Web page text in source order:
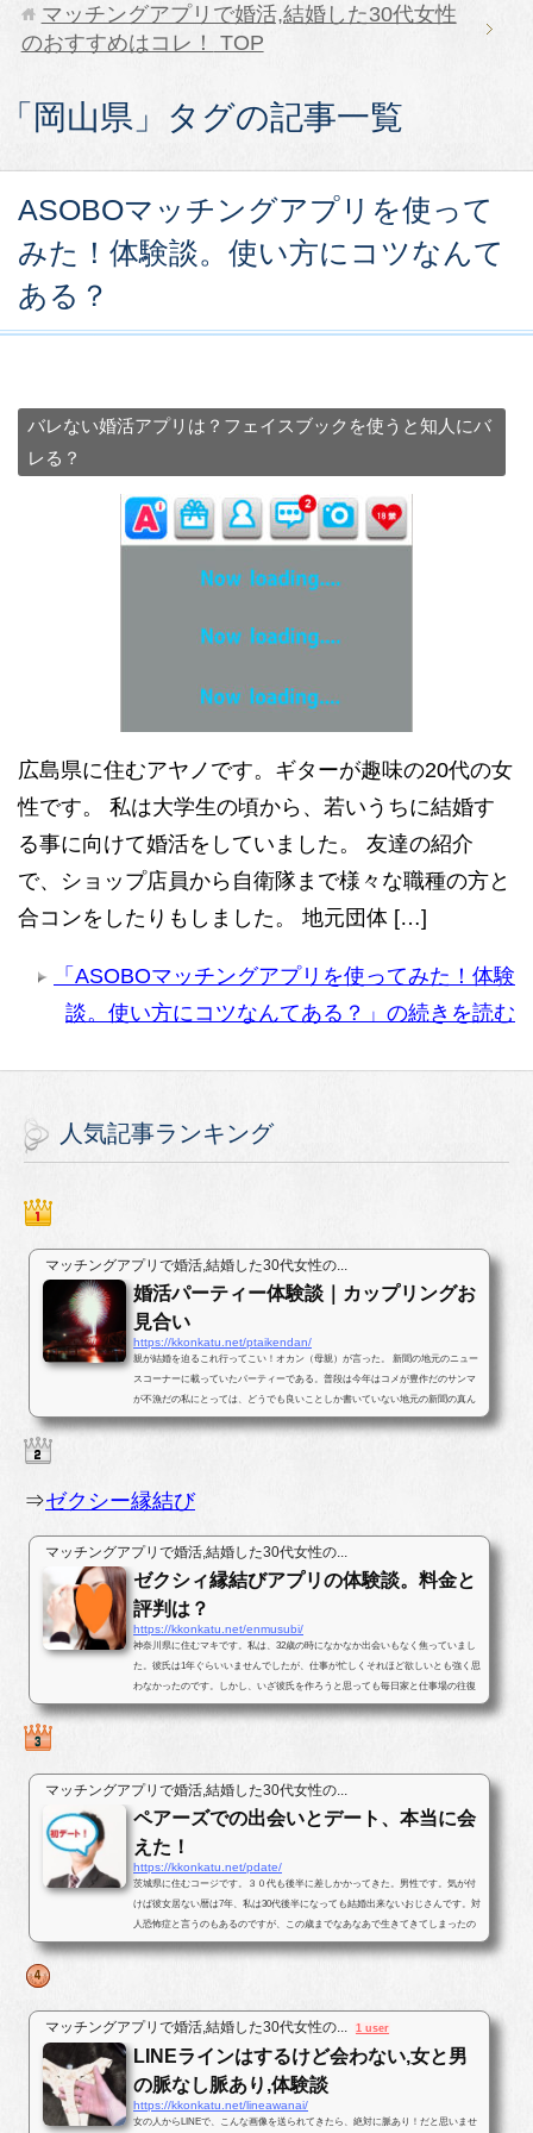
マッチングアプリで婚活,結婚した30代女性
のおすすめはコレ！
TOP
「岡山県」タグの記事一覧
ASOBOマッチングアプリを使って
みた！体験談。使い方にコツなんて
ある？
バレない婚活アプリは？フェイスブックを使うと知人にバ
レる？
広島県に住むアヤノです。ギターが趣味の20代の女
性です。 私は大学生の頃から、若いうちに結婚す
る事に向けて婚活をしていました。 友達の紹介
で、ショップ店員から自衛隊まで様々な職種の方と
合コンをしたりもしました。 地元団体 […]
「ASOBOマッチングアプリを使ってみた！体験
談。使い方にコツなんてある？」の続きを読む
人気記事ランキング
マッチングアプリで婚活,結婚した30代女性の...
婚活パーティー体験談｜カップリングお
見合い
https://kkonkatu.net/ptaikendan/
親が結婚を迫るこれ行ってこい！オカン（母親）が言った。 新聞の地元のニュー
スコーナーに載っていたパーティーである。普段は今年はコメが豊作だのサンマ
が不漁だの私にとっては、どうでも良いことしか書いていない地元の新聞の真ん
中ほどのページに婚活パー...
⇒ゼクシー縁結び
マッチングアプリで婚活,結婚した30代女性の...
ゼクシィ縁結びアプリの体験談。料金と
評判は？
https://kkonkatu.net/enmusubi/
神奈川県に住むマキです。私は、32歳の時になかなか出会いもなく焦っていまし
た。彼氏は1年ぐらいいませんでしたが、仕事が忙しくそれほど欲しいとも強く思
わなかったのです。しかし、いざ彼氏を作ろうと思っても毎日家と仕事場の往復
ばかりで出会いがなかったのです...
マッチングアプリで婚活,結婚した30代女性の...
ペアーズでの出会いとデート、本当に会
えた！
https://kkonkatu.net/pdate/
茨城県に住むコージです。３０代も後半に差しかかってきた。男性です。気が付
けば彼女居ない暦は7年、私は30代後半になっても結婚出来ないおじさんです。対
人恐怖症と言うのもあるのですが、この歳までなあなあで生きてきてしまったの
で、そろそろ･･･と思いパートナ...
マッチングアプリで婚活,結婚した30代女性の... 1 user
LINEラインはするけど会わない,女と男
の脈なし脈あり,体験談
https://kkonkatu.net/lineawanai/
女の人からLINEで、こんな画像を送られてきたら、絶対に脈あり！だと思いませ